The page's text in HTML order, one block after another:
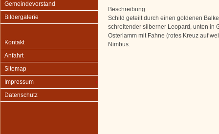
Gemeindevorstand
Bildergalerie
Kontakt
Anfahrt
Sitemap
Impressum
Datenschutz
Beschreibung:
Schild geteilt durch einen goldenen
schreitender silberner Leopard, unten in
Osterlamm mit Fahne (rotes Kreuz auf
Nimbus.